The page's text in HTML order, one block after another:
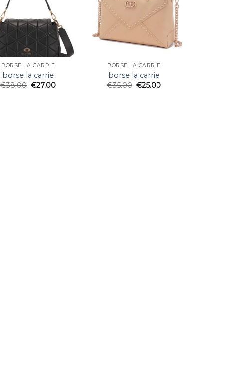
BORSE LA CARRIE
borse la carrie
€38.00 €27.00
BORSE LA CARRIE
borse la carrie
€35.00 €25.00